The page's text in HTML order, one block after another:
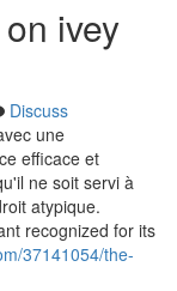
ivey
Discuss
une
efficace et
ne soit servi à
atypique.
recognized for its
37141054/the-